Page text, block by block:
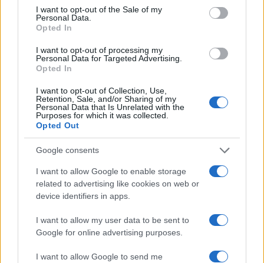
consent section.
I want to opt-out of the Sale of my
Personal Data.
Opted In
I want to opt-out of processing my
Personal Data for Targeted Advertising.
Opted In
I want to opt-out of Collection, Use,
Retention, Sale, and/or Sharing of my
Personal Data that Is Unrelated with the
Purposes for which it was collected.
Opted Out
Google consents
I want to allow Google to enable storage
related to advertising like cookies on web or
device identifiers in apps.
I want to allow my user data to be sent to
Google for online advertising purposes.
I want to allow Google to send me
Ιράν και Ομάν:
συμφώνησαν για νέο
δρομολόγιο πλοίων
που θέλουν να
του Ορμούζ
06/08/2026
ελικόπτερο βρέθηκε
υπερβολικά κοντά σε
06/08/2026